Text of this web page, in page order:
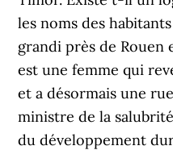
les noms des
grandi près de Rouen
est une femme qui
et a désormais une
ministre de la
du développement